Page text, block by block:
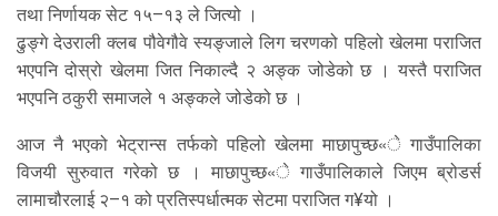
तथा निर्णायक सेट १५–१३ ले जित्यो ।
ढुङ्गे देउराली क्लब पौवेगौवे स्यङ्जाले लिग चरणको पहिलो खेलमा पराजित
भएपनि दोस्रो खेलमा जित निकाल्दै २ अङ्क जोडेको छ । यस्तै पराजित
भएपनि ठकुरी समाजले १ अङ्कले जोडेको छ ।
आज नै भएको भेट्रान्स तर्फको पहिलो खेलमा माछापुच्छ«े गाउँपालिका
विजयी सुरुवात गरेको छ । माछापुच्छ«े गाउँपालिकाले जिएम ब्रोडर्स
लामाचौरलाई २–१ को प्रतिस्पर्धात्मक सेटमा पराजित ग¥यो ।